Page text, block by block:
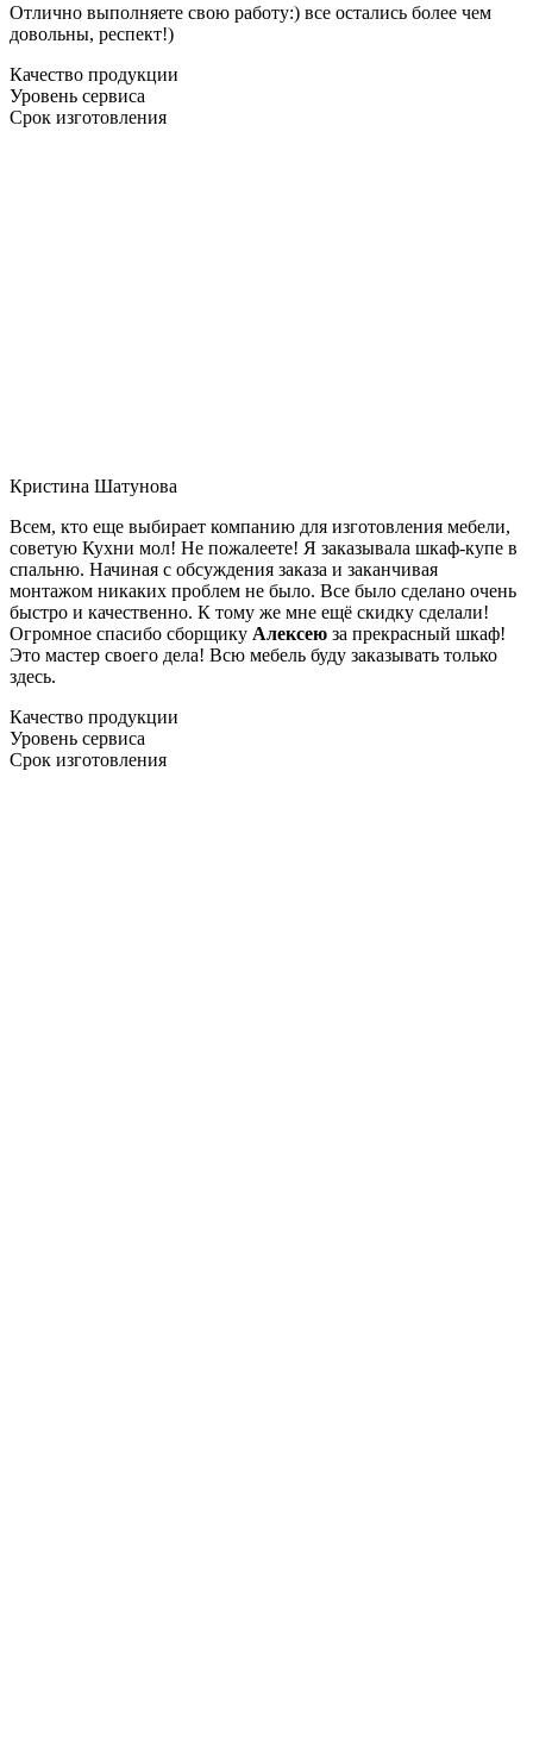
Отлично выполняете свою работу:) все остались более чем
довольны, респект!)
Качество продукции
Уровень сервиса
Срок изготовления
Кристина Шатунова
Всем, кто еще выбирает компанию для изготовления мебели,
советую Кухни мол! Не пожалеете! Я заказывала шкаф-купе в
спальню. Начиная с обсуждения заказа и заканчивая
монтажом никаких проблем не было. Все было сделано очень
быстро и качественно. К тому же мне ещё скидку сделали!
Огромное спасибо сборщику Алексею за прекрасный шкаф!
Это мастер своего дела! Всю мебель буду заказывать только
здесь.
Качество продукции
Уровень сервиса
Срок изготовления